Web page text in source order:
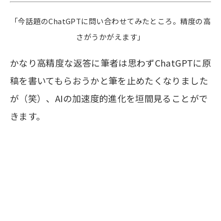
「今話題のChatGPTに問い合わせてみたところ。精度の高
さがうかがえます」
かなり高精度な返答に筆者は思わずChatGPTに原
稿を書いてもらおうかと筆を止めたくなりました
が（笑）、AIの加速度的進化を垣間見ることがで
きます。